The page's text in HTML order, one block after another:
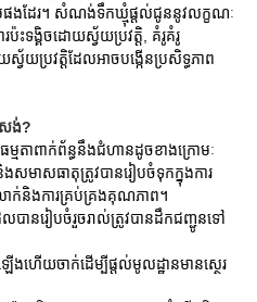
មផងដែរ។ សំណង់ទឹកឃ្មុំផ្តល់ជូននូវលក្ខណៈ
ះទង្គិចដោយស្វ័យប្រវត្តិ, គំរូគំរូ
យប្រវត្តិដែលអាចបង្កើនប្រសិទ្ធភាព
ង់?
មតាពាក់ព័ន្ធនឹងជំហានដូចខាងក្រោមៈ
មាសធាតុត្រូវបានរៀបចំទុកក្នុងការ
ក់និងការគ្រប់គ្រងគុណភាព។
បានរៀបចំរួចរាល់ត្រូវបានដឹកជញ្ជូនទៅ
ើងហើយចាក់ដើម្បីផ្តល់មូលដ្ឋានមានស្ថេរ